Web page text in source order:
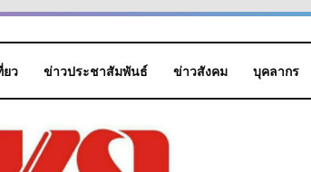
ยว ข่าวประชาสัมพันธ์ ข่าวสังคม บุคลากร